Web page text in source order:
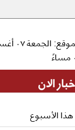
الان
هذا الأسبوع